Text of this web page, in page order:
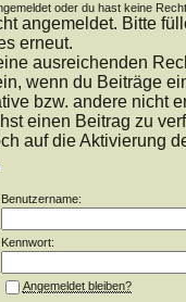
oder du hast keine
angemeldet. Bitte
erneut.
ausreichenden
wenn du Beiträge
bzw. andere nicht
einen Beitrag zu
auf die Aktivierung
Benutzername:
Kennwort:
Angemeldet bleiben?